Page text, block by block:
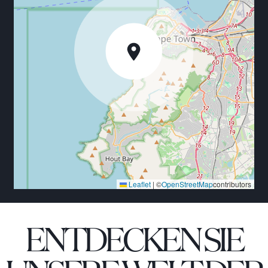
Leaflet | ©OpenStreetMapcontributors
ENTDECKEN SIE